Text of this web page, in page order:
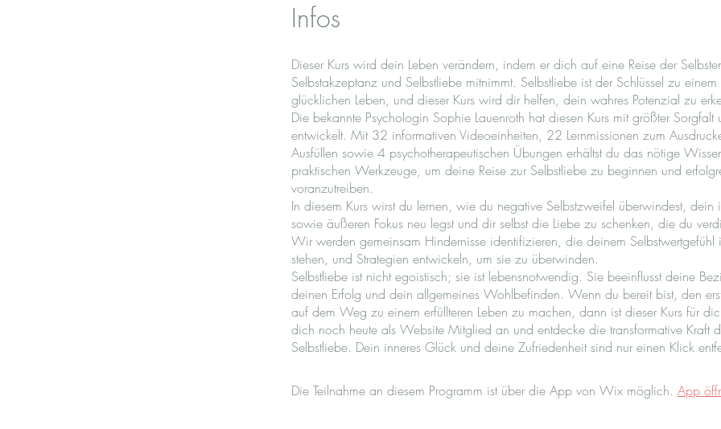
Infos
Dieser Kurs wird dein Leben verändern, indem er dich auf eine Reise der
Selbstakzeptanz und Selbstliebe mitnimmt. Selbstliebe ist der Schlüssel zu einem
glücklichen Leben, und dieser Kurs wird dir helfen, dein wahres Potenzial zu
Die bekannte Psychologin Sophie Lauenroth hat diesen Kurs mit größter Sorgfalt
entwickelt. Mit 32 informativen Videoeinheiten, 22 Lernmissionen zum
Ausfüllen sowie 4 psychotherapeutischen Übungen erhältst du das nötige
praktischen Werkzeuge, um deine Reise zur Selbstliebe zu beginnen und
voranzutreiben.
In diesem Kurs wirst du lernen, wie du negative Selbstzweifel überwindest, dein
sowie äußeren Fokus neu legst und dir selbst die Liebe zu schenken, die du
Wir werden gemeinsam Hindernisse identifizieren, die deinem
stehen, und Strategien entwickeln, um sie zu überwinden.
Selbstliebe ist nicht egoistisch; sie ist lebensnotwendig. Sie beeinflusst deine
deinen Erfolg und dein allgemeines Wohlbefinden. Wenn du bereit bist, den
auf dem Weg zu einem erfüllteren Leben zu machen, dann ist dieser Kurs für
dich noch heute als Website Mitglied an und entdecke die transformative Kraft
Die Teilnahme an diesem Programm ist über die App von Wix möglich. App